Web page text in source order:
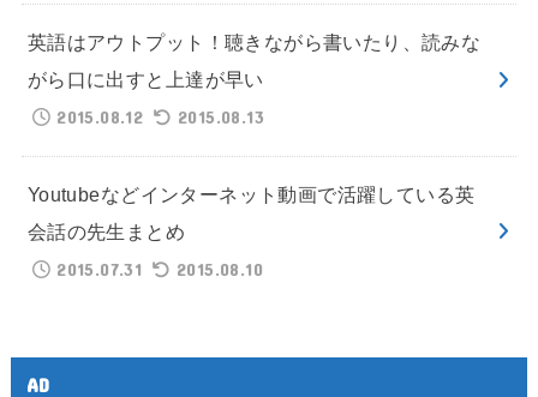
英語はアウトプット！聴きながら書いたり、読みな
がら口に出すと上達が早い
2015.08.12
2015.08.13
Youtubeなどインターネット動画で活躍している英
会話の先生まとめ
2015.07.31
2015.08.10
AD